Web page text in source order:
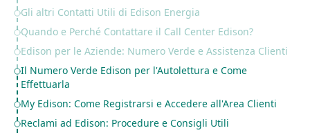
Gli altri Contatti Utili di Edison Energia
Quando e Perché Contattare il Call Center Edison?
Edison per le Aziende: Numero Verde e Assistenza Clienti
Il Numero Verde Edison per l'Autolettura e Come
Effettuarla
My Edison: Come Registrarsi e Accedere all'Area Clienti
Reclami ad Edison: Procedure e Consigli Utili